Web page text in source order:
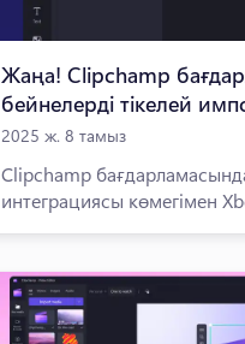
Жаңа! Clipchamp
бейнелерді тікелей
2025 ж. 8 тамыз
Clipchamp
интеграциясы көмегімен